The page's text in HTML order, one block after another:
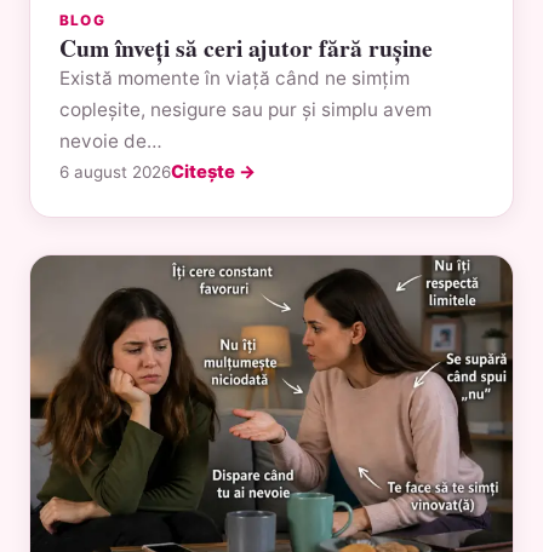
BLOG
Cum înveți să ceri ajutor fără rușine
Există momente în viață când ne simțim
copleșite, nesigure sau pur și simplu avem
nevoie de…
6 august 2026Citește →